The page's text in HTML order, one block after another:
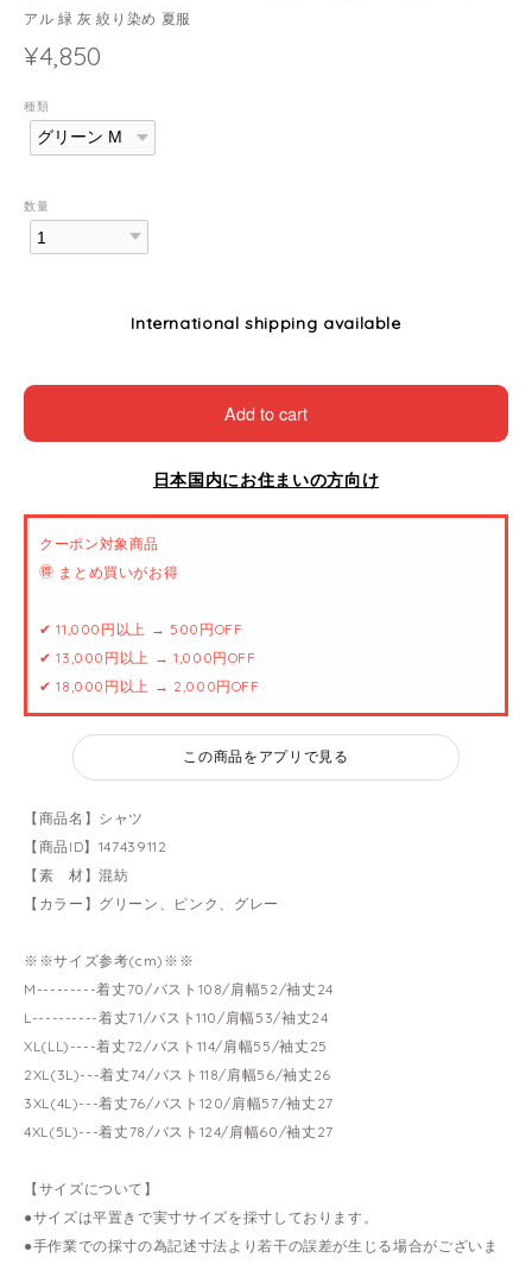
アル 緑 灰 絞り染め 夏服
¥4,850
種類
数量
International shipping available
Add to cart
日本国内にお住まいの方向け
クーポン対象商品
🉐 まとめ買いがお得
✔ 11,000円以上 → 500円OFF
✔ 13,000円以上 → 1,000円OFF
✔ 18,000円以上 → 2,000円OFF
この商品をアプリで見る
【商品名】シャツ
【商品ID】147439112
【素 材】混紡
【カラー】グリーン、ピンク、グレー
※※サイズ参考(cm)※※
M---------着丈70/バスト108/肩幅52/袖丈24
L----------着丈71/バスト110/肩幅53/袖丈24
XL(LL)----着丈72/バスト114/肩幅55/袖丈25
2XL(3L)---着丈74/バスト118/肩幅56/袖丈26
3XL(4L)---着丈76/バスト120/肩幅57/袖丈27
4XL(5L)---着丈78/バスト124/肩幅60/袖丈27
【サイズについて】
●サイズは平置きで実寸サイズを採寸しております。
●手作業での採寸の為記述寸法より若干の誤差が生じる場合がございま